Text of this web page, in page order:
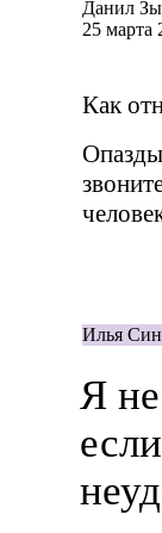
Данил
25 марта
Как
Илья
Я